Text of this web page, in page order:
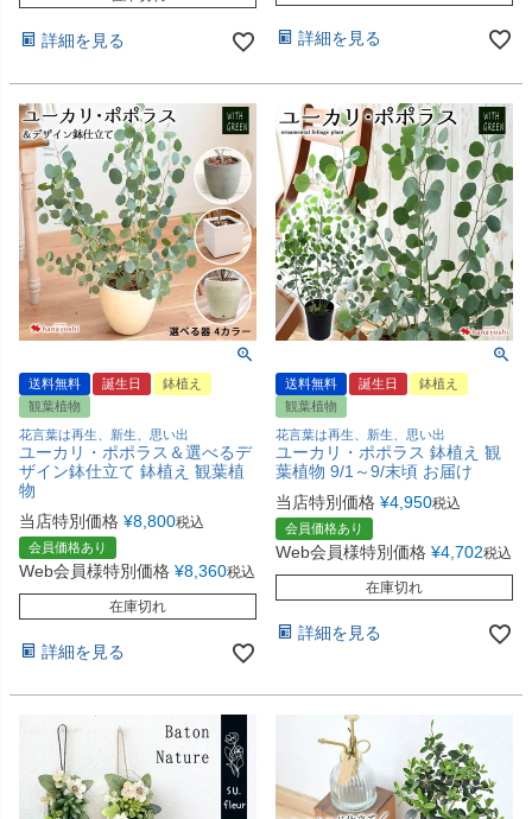
詳細を見る 詳細を見る
送料無料 誕生日
鉢植え
観葉植物
花言葉は再生、新生、思い出
ユーカリ・ポポラス＆選べるデ
ザイン鉢仕立て 鉢植え 観葉植
物
当店特別価格 ¥8,800税込
会員価格あり
Web会員様特別価格 ¥8,360税込
在庫切れ
詳細を見る
送料無料 誕生日
鉢植え
観葉植物
花言葉は再生、新生、思い出
ユーカリ・ポポラス 鉢植え 観
葉植物 9/1～9/末頃 お届け
当店特別価格 ¥4,950税込
会員価格あり
Web会員様特別価格 ¥4,702税込
在庫切れ
詳細を見る